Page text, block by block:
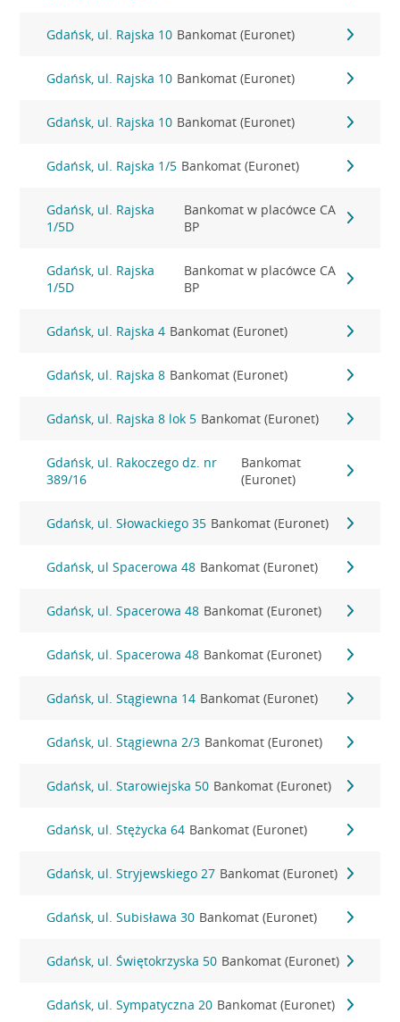
Gdańsk, ul. Rajska 10 Bankomat (Euronet)
Gdańsk, ul. Rajska 10 Bankomat (Euronet)
Gdańsk, ul. Rajska 10 Bankomat (Euronet)
Gdańsk, ul. Rajska 1/5 Bankomat (Euronet)
Gdańsk, ul. Rajska
1/5D
Bankomat w placówce CA
BP
Gdańsk, ul. Rajska
1/5D
Bankomat w placówce CA
BP
Gdańsk, ul. Rajska 4 Bankomat (Euronet)
Gdańsk, ul. Rajska 8 Bankomat (Euronet)
Gdańsk, ul. Rajska 8 lok 5 Bankomat (Euronet)
Gdańsk, ul. Rakoczego dz. nr
389/16
Bankomat
(Euronet)
Gdańsk, ul. Słowackiego 35 Bankomat (Euronet)
Gdańsk, ul Spacerowa 48 Bankomat (Euronet)
Gdańsk, ul. Spacerowa 48 Bankomat (Euronet)
Gdańsk, ul. Spacerowa 48 Bankomat (Euronet)
Gdańsk, ul. Stągiewna 14 Bankomat (Euronet)
Gdańsk, ul. Stągiewna 2/3 Bankomat (Euronet)
Gdańsk, ul. Starowiejska 50 Bankomat (Euronet)
Gdańsk, ul. Stężycka 64 Bankomat (Euronet)
Gdańsk, ul. Stryjewskiego 27 Bankomat (Euronet)
Gdańsk, ul. Subisława 30 Bankomat (Euronet)
Gdańsk, ul. Świętokrzyska 50 Bankomat (Euronet)
Gdańsk, ul. Sympatyczna 20 Bankomat (Euronet)